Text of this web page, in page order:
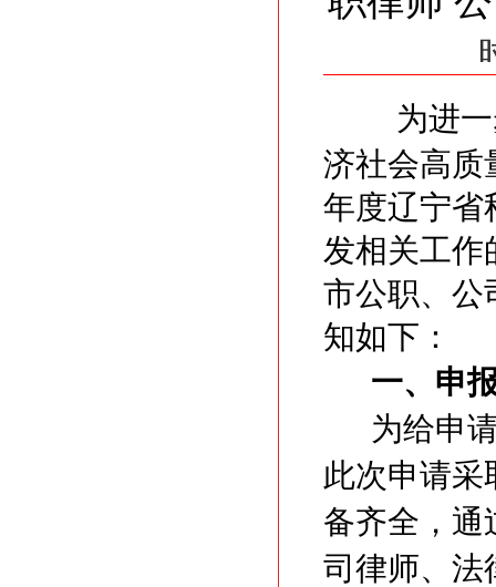
为进
济社会高质
年度辽宁
发相关工作
市公职、公
知如下：
一、申
为给申
此次申请采
备齐全，通
司律师、法